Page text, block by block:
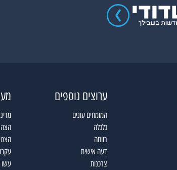
ערוצים נוספים
המומחים עונים
כלכלה
רווחה
דעה אישית
צרכנות
עשו